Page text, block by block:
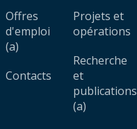
Offres
d'emploi
(a)
Contacts
Projets et
opérations
Recherche
et
publications
(a)